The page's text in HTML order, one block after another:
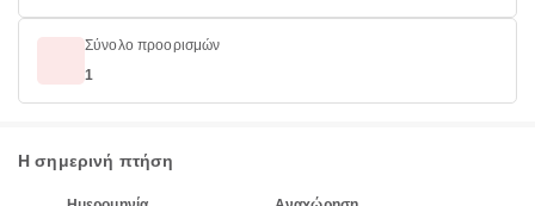
Σύνολο προορισμών
1
Η σημερινή πτήση